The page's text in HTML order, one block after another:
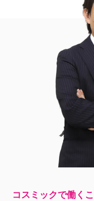
コスミックで働く